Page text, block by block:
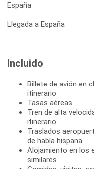
España
Llegada a España
Incluido
Billete de avión en
itinerario
Tasas aéreas
Tren de alta
itinerario
Traslados
de habla hispana
Alojamiento en los
similares